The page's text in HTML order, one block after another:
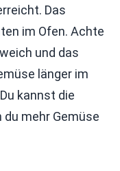
Das
im Ofen. Achte
und das
länger im
kannst die
du mehr Gemüse